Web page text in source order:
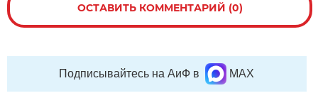
ОСТАВИТЬ КОММЕНТАРИЙ (0)
Подписывайтесь на АиФ в MAX